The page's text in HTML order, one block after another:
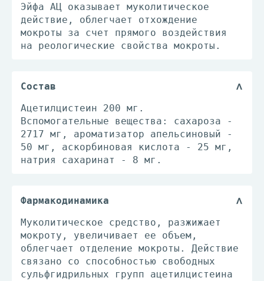
Эйфа АЦ оказывает муколитическое
действие, облегчает отхождение
мокроты за счет прямого воздействия
на реологические свойства мокроты.
Состав
Ацетилцистеин 200 мг.
Вспомогательные вещества: сахароза -
2717 мг, ароматизатор апельсиновый -
50 мг, аскорбиновая кислота - 25 мг,
натрия сахаринат - 8 мг.
Фармакодинамика
Муколитическое средство, разжижает
мокроту, увеличивает ее объем,
облегчает отделение мокроты. Действие
связано со способностью свободных
сульфгидрильных групп ацетилцистеина